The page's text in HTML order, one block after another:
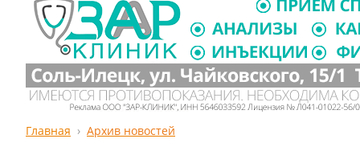
Главная Архив новостей